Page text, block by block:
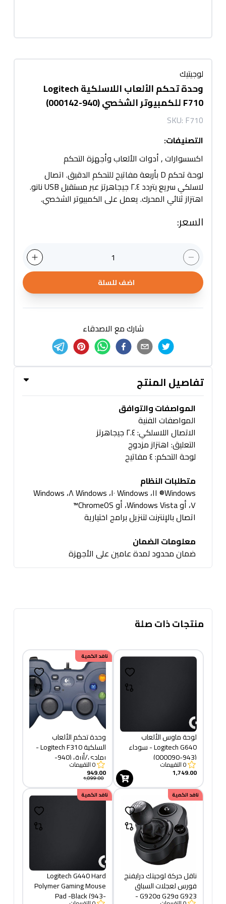
لوجيتيك
وحدة تحكم الألعاب اللاسلكية Logitech
F710 للكمبيوتر الشخصي (940-000142)
SKU: F710
التصنيفات:
اكسسوارات,أدوات الألعاب وأجهزة التحكم
لوحة تحكم D بأربعة مفاتيح للتحكم الدقيق. اتصال
لاسلكي سريع بتردد ٢.٤ جيجاهرتز عبر مستقبل USB نانو.
اهتزاز ثنائي المحرك. يعمل على الكمبيوتر الشخصي.
السعر:
1
اضف للسلة
شارك مع الاصدقاء
تفاصيل المنتج
المواصفات والتوافق
المواصفات الفنية
الاتصال اللاسلكي: ٢.٤ جيجاهرتز
التعليق: اهتزاز مزدوج
لوحة التحكم: ٤ مفاتيح
متطلبات النظام
Windows® ١١، Windows ١٠، Windows ٨، Windows
٧، أو Windows Vista، أو ChromeOS™
اتصال بالإنترنت لتنزيل برامج اختيارية
معلومات الضمان
ضمان محدود لمدة عامين على الأجهزة
منتجات ذات صلة
لوحة ماوس الألعاب
Logitech G640 - سوداء
(943-000090)
0التقييمات
1,749.00
خصم150.00
نافد الكمية
وحدة تحكم الألعاب
السلكية Logitech F310 -
رمادي/أزرق (940-
000138)
0التقييمات
949.00
1,099.00
نافد الكمية
ناقل حركة لوجيتك درايفنج
فورس لعجلات السباق
G923 وG29 وG920 -
نافد الكمية
Logitech G440 Hard
Polymer Gaming Mouse
Pad -Black (943-